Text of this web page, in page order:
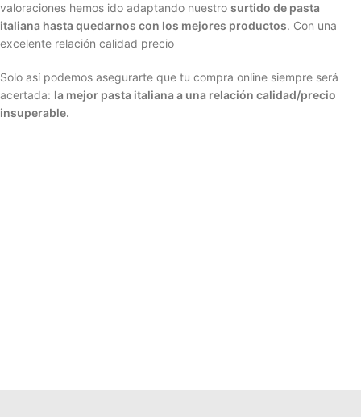
valoraciones hemos ido adaptando nuestro surtido de pasta
italiana hasta quedarnos con los mejores productos. Con una
excelente relación calidad precio
Solo así podemos asegurarte que tu compra online siempre será
acertada: la mejor pasta italiana a una relación calidad/precio
insuperable.